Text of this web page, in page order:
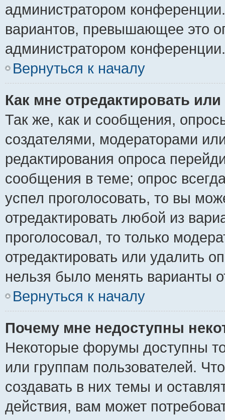
администратором
вариантов, превышающее это
администратором конференции.
Вернуться к началу
Как мне отредактировать
Так же, как и сообщения,
создателями, модераторами
редактирования опроса
сообщения в теме; опрос
успел проголосовать, то вы
отредактировать любой из
проголосовал, то только
отредактировать или удалить
нельзя было менять варианты
Вернуться к началу
Почему мне недоступны
Некоторые форумы доступны
или группам пользователей.
создавать в них темы и
действия, вам может